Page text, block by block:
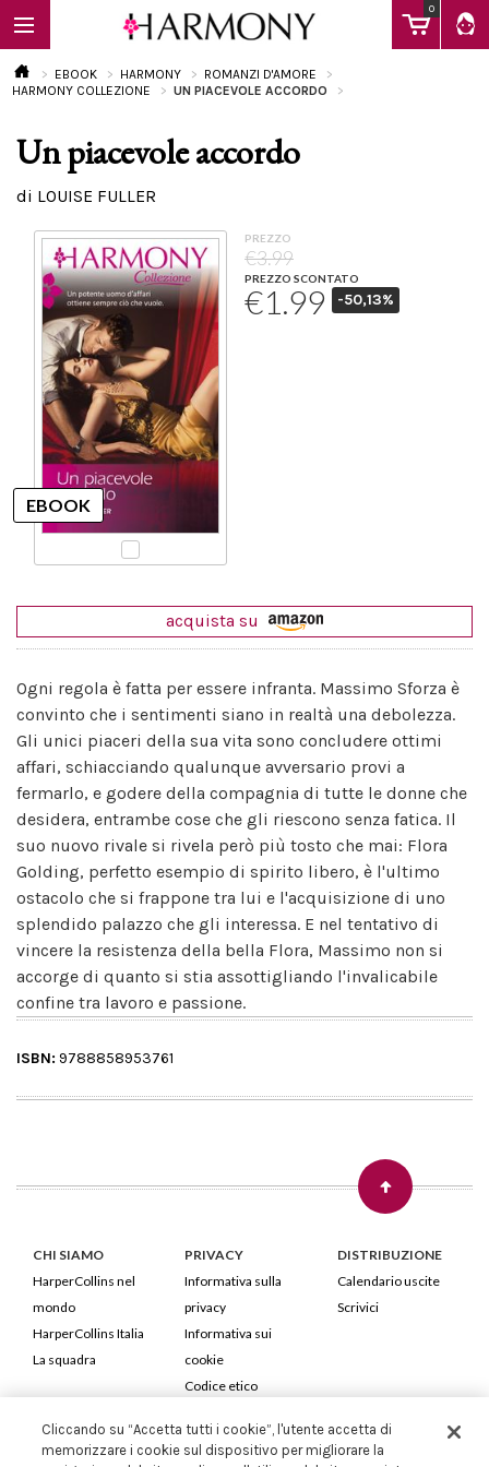
0
EBOOK
Calendario
EBOOK HARMONY
ROMANZI D'AMORE
HARMONY COLLEZIONE
UN PIACEVOLE ACCORDO
Un piacevole accordo
di LOUISE FULLER
PREZZO
€3.99
PREZZO SCONTATO
€1.99 -50,13%
acquista su
Ogni regola è fatta per essere infranta. Massimo Sforza è
convinto che i sentimenti siano in realtà una debolezza.
Gli unici piaceri della sua vita sono concludere ottimi
affari, schiacciando qualunque avversario provi a
fermarlo, e godere della compagnia di tutte le donne che
desidera, entrambe cose che gli riescono senza fatica. Il
suo nuovo rivale si rivela però più tosto che mai: Flora
Golding, perfetto esempio di spirito libero, è l'ultimo
ostacolo che si frappone tra lui e l'acquisizione di uno
splendido palazzo che gli interessa. E nel tentativo di
vincere la resistenza della bella Flora, Massimo non si
accorge di quanto si stia assottigliando l'invalicabile
confine tra lavoro e passione.
ISBN: 9788858953761
CHI SIAMO
HarperCollins nel
mondo
HarperCollins Italia
La squadra
PRIVACY
Informativa sulla
privacy
Informativa sui
cookie
Codice etico
DISTRIBUZIONE
Calendario uscite
Scrivici
HarperCollins Italia S.p.A. Viale Monte Nero, 84 - 20135 Milano
Cliccando su “Accetta tutti i cookie”, l'utente accetta di
memorizzare i cookie sul dispositivo per migliorare la